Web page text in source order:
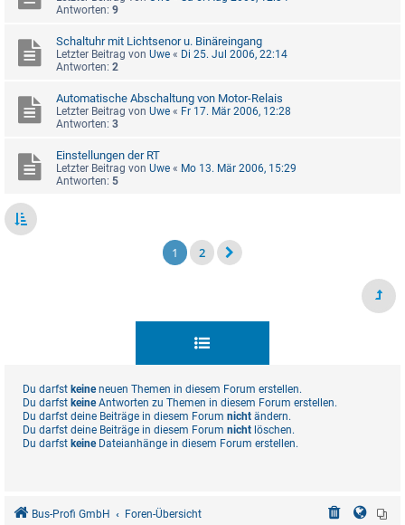
Antworten: 9
Schaltuhr mit Lichtsenor u. Binäreingang
Letzter Beitrag von Uwe « Di 25. Jul 2006, 22:14
Antworten: 2
Automatische Abschaltung von Motor-Relais
Letzter Beitrag von Uwe « Fr 17. Mär 2006, 12:28
Antworten: 3
Einstellungen der RT
Letzter Beitrag von Uwe « Mo 13. Mär 2006, 15:29
Antworten: 5
1 2
Du darfst keineneuen Themen in diesem Forum erstellen.
Du darfst keineAntworten zu Themen in diesem Forum erstellen.
Du darfst deine Beiträge in diesem Forum nicht ändern.
Du darfst deine Beiträge in diesem Forum nicht löschen.
Du darfst keineDateianhänge in diesem Forum erstellen.
Bus-Profi GmbH Foren-Übersicht